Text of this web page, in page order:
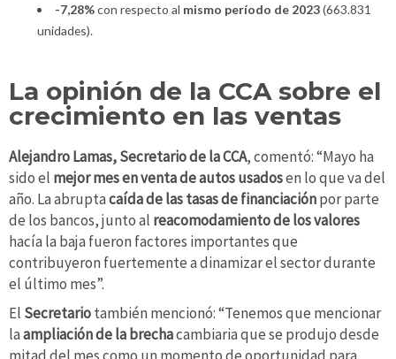
-7,28%con respecto al mismo período de 2023(663.831
unidades).
La opinión de la CCA sobre el
crecimiento en las ventas
Alejandro Lamas, Secretario de la CCA, comentó: “Mayo ha
sido el mejor mes en venta de autos usadosen lo que va del
año. La abruptacaída de las tasas de financiaciónpor parte
de los bancos, junto al reacomodamiento de los valores
hacía la baja fueron factores importantes que
contribuyeron fuertemente a dinamizar el sector durante
el último mes”.
El Secretariotambién mencionó: “Tenemos que mencionar
laampliación de la brechacambiaria que se produjo desde